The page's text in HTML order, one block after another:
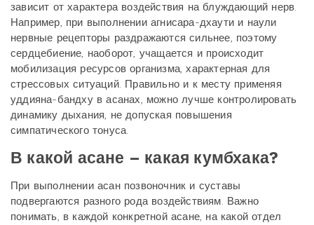
зависит от характера воздействия на блуждающий нерв.
Например, при выполнении агнисара-дхаути и наули
нервные рецепторы раздражаются сильнее, поэтому
сердцебиение, наоборот, учащается и происходит
мобилизация ресурсов организма, характерная для
стрессовых ситуаций. Правильно и к месту применяя
уддияна-бандху в асанах, можно лучше контролировать
динамику дыхания, не допуская повышения
симпатического тонуса.
В какой асане – какая кумбхака?
При выполнении асан позвоночник и суставы
подвергаются разного рода воздействиям. Важно
понимать, в каждой конкретной асане, на какой отдел